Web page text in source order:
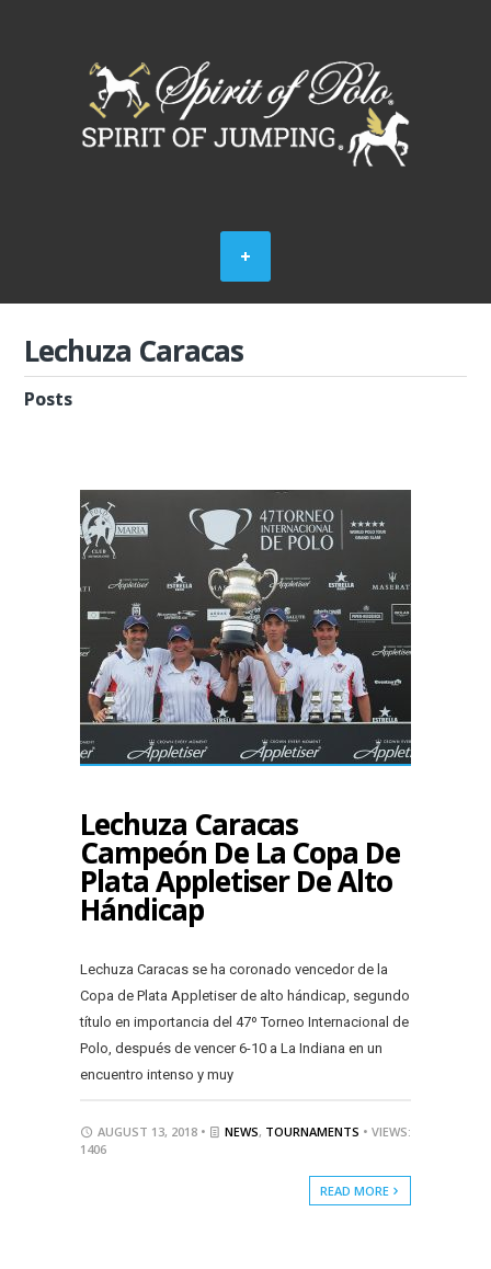
Lechuza Caracas
Posts
Lechuza Caracas
Campeón De La Copa De
Plata Appletiser De Alto
Hándicap
Lechuza Caracas se ha coronado vencedor de la
Copa de Plata Appletiser de alto hándicap, segundo
título en importancia del 47º Torneo Internacional de
Polo, después de vencer 6-10 a La Indiana en un
encuentro intenso y muy
AUGUST 13, 2018 • NEWS, TOURNAMENTS • VIEWS:
1406
READ MORE